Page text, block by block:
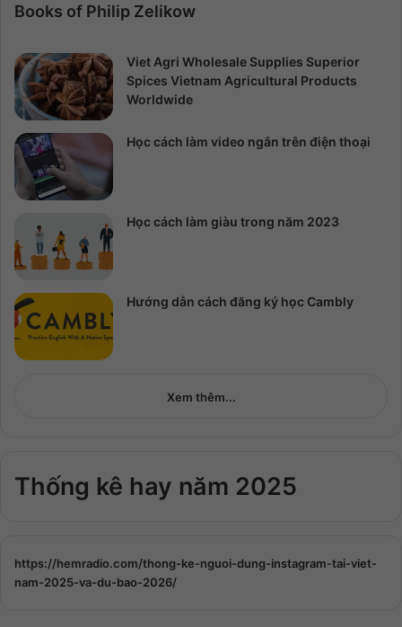
Books of Philip Zelikow
Viet Agri Wholesale Supplies Superior
Spices Vietnam Agricultural Products
Worldwide
Học cách làm video ngắn trên điện thoại
Học cách làm giàu trong năm 2023
Hướng dẫn cách đăng ký học Cambly
Xem thêm...
Thống kê hay năm 2025
https://hemradio.com/thong-ke-nguoi-dung-instagram-tai-viet-
nam-2025-va-du-bao-2026/